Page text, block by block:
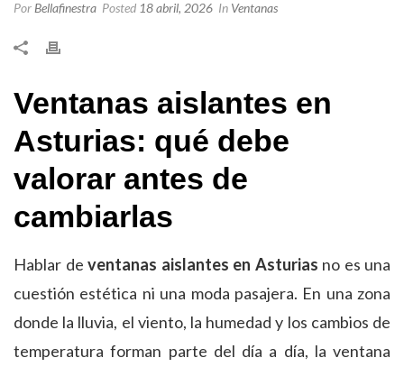
Por Bellafinestra Posted 18 abril, 2026 In Ventanas
Ventanas aislantes en
Asturias: qué debe
valorar antes de
cambiarlas
Hablar de ventanas aislantes en Asturias no es una
cuestión estética ni una moda pasajera. En una zona
donde la lluvia, el viento, la humedad y los cambios de
temperatura forman parte del día a día, la ventana